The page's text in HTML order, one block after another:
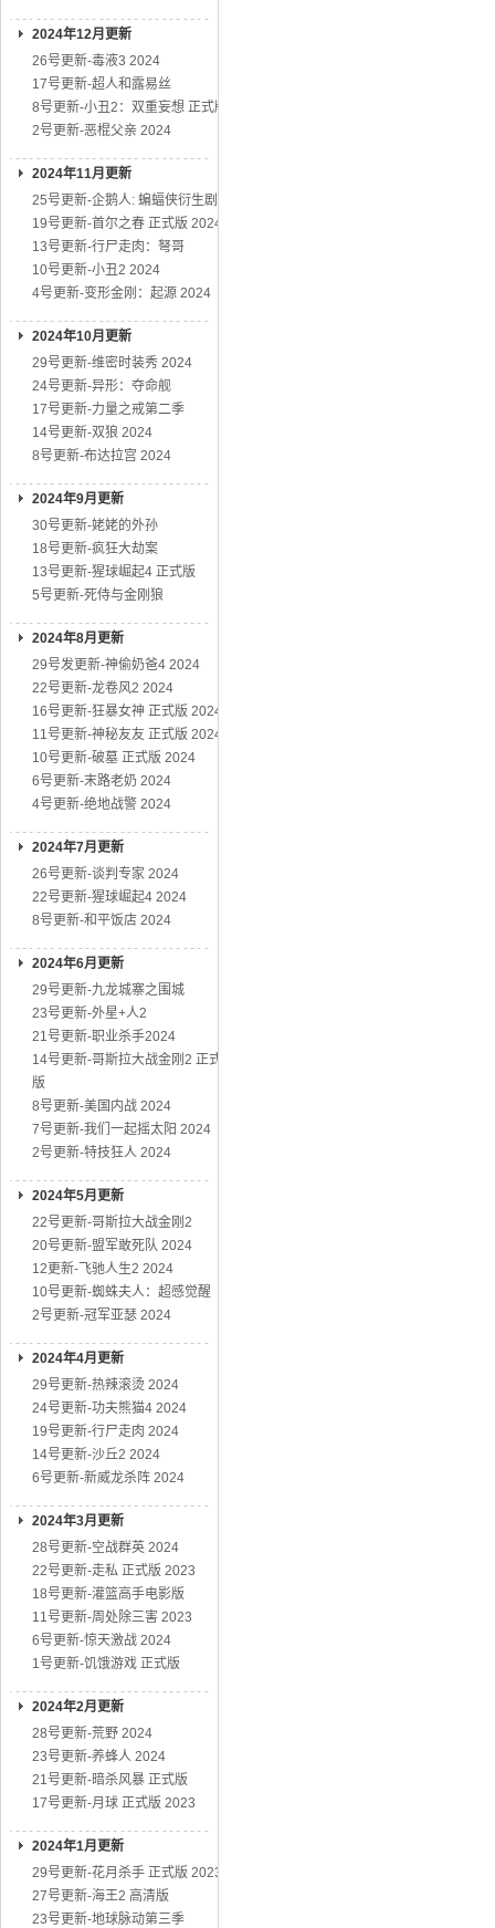
2024年12月更新
26号更新-毒液3 2024
17号更新-超人和露易丝
8号更新-小丑2：双重妄想 正式版
2号更新-恶棍父亲 2024
2024年11月更新
25号更新-企鹅人: 蝙蝠侠衍生剧
19号更新-首尔之春 正式版 2024
13号更新-行尸走肉：弩哥
10号更新-小丑2 2024
4号更新-变形金刚：起源 2024
2024年10月更新
29号更新-维密时装秀 2024
24号更新-异形：夺命舰
17号更新-力量之戒第二季
14号更新-双狼 2024
8号更新-布达拉宫 2024
2024年9月更新
30号更新-姥姥的外孙
18号更新-疯狂大劫案
13号更新-猩球崛起4 正式版
5号更新-死侍与金刚狼
2024年8月更新
29号发更新-神偷奶爸4 2024
22号更新-龙卷风2 2024
16号更新-狂暴女神 正式版 2024
11号更新-神秘友友 正式版 2024
10号更新-破墓 正式版 2024
6号更新-末路老奶 2024
4号更新-绝地战警 2024
2024年7月更新
26号更新-谈判专家 2024
22号更新-猩球崛起4 2024
8号更新-和平饭店 2024
2024年6月更新
29号更新-九龙城寨之围城
23号更新-外星+人2
21号更新-职业杀手2024
14号更新-哥斯拉大战金刚2 正式
版
8号更新-美国内战 2024
7号更新-我们一起摇太阳 2024
2号更新-特技狂人 2024
2024年5月更新
22号更新-哥斯拉大战金刚2
20号更新-盟军敢死队 2024
12更新-飞驰人生2 2024
10号更新-蜘蛛夫人：超感觉醒
2号更新-冠军亚瑟 2024
2024年4月更新
29号更新-热辣滚烫 2024
24号更新-功夫熊猫4 2024
19号更新-行尸走肉 2024
14号更新-沙丘2 2024
6号更新-新威龙杀阵 2024
2024年3月更新
28号更新-空战群英 2024
22号更新-走私 正式版 2023
18号更新-灌篮高手电影版
11号更新-周处除三害 2023
6号更新-惊天激战 2024
1号更新-饥饿游戏 正式版
2024年2月更新
28号更新-荒野 2024
23号更新-养蜂人 2024
21号更新-暗杀风暴 正式版
17号更新-月球 正式版 2023
2024年1月更新
29号更新-花月杀手 正式版 2023
27号更新-海王2 高清版
23号更新-地球脉动第三季